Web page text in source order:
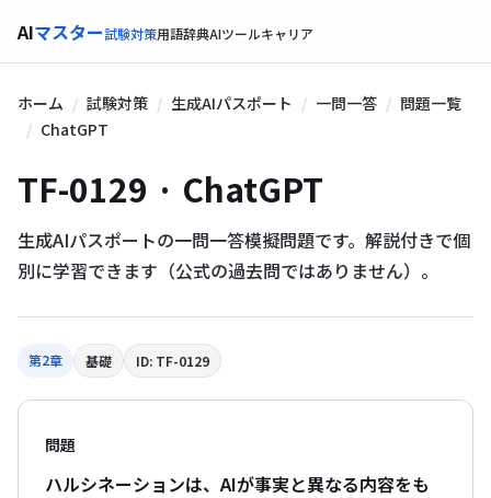
AIマスター試験対策用語辞典AIツールキャリア
ホーム 試験対策 生成AIパスポート 一問一答
問題一覧
ChatGPT
TF-0129 · ChatGPT
生成AIパスポートの一問一答模擬問題です。解説付きで個
別に学習できます（公式の過去問ではありません）。
第2章 基礎 ID: TF-0129
問題
ハルシネーションは、AIが事実と異なる内容をも